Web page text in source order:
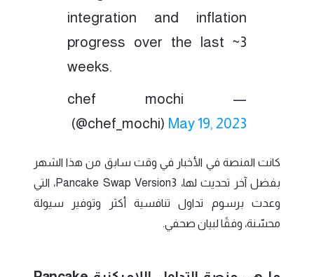
integration and inflation
progress over the last ~3
weeks.
— chef mochi
(@chef_mochi) May 19, 2023
كانت المنصة في الأخبار في وقت سابق من هذا الشهر
بفضل آخر تحديث لها، Pancake Swap Version3، التي
وعدت برسوم تداول تنافسية أكثر وتوفير سيولة
محسّنة، وفقًا لبيان صحفي.